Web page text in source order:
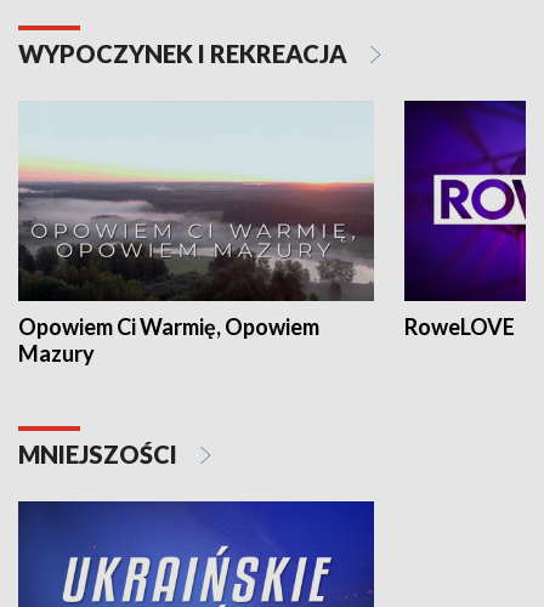
WYPOCZYNEK I REKREACJA
Opowiem Ci Warmię, Opowiem
Mazury
RoweLOVE
MNIEJSZOŚCI